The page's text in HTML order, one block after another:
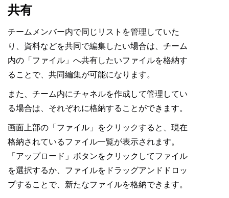
共有
チームメンバー内で同じリストを管理していた
り、資料などを共同で編集したい場合は、チーム
内の「ファイル」へ共有したいファイルを格納す
ることで、共同編集が可能になります。
また、チーム内にチャネルを作成して管理してい
る場合は、それぞれに格納することができます。
画面上部の「ファイル」をクリックすると、現在
格納されているファイル一覧が表示されます。
「アップロード」ボタンをクリックしてファイル
を選択するか、ファイルをドラッグアンドドロッ
プすることで、新たなファイルを格納できます。